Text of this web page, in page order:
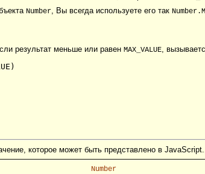
Number , Вы всегда используете его так
результат меньше или равен MAX_VALUE,
которое может быть представлено в JavaScript..
Number